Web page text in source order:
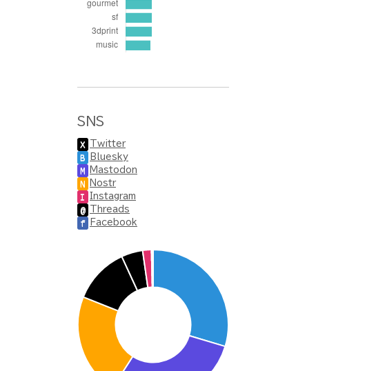
SNS
X Twitter
B Bluesky
M Mastodon
N Nostr
I Instagram
@ Threads
f Facebook